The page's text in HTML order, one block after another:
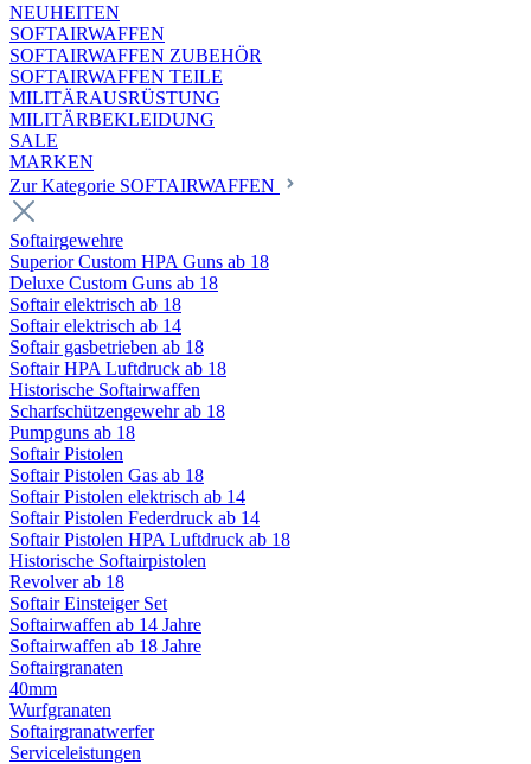
NEUHEITEN
SOFTAIRWAFFEN
SOFTAIRWAFFEN ZUBEHÖR
SOFTAIRWAFFEN TEILE
MILITÄRAUSRÜSTUNG
MILITÄRBEKLEIDUNG
SALE
MARKEN
Zur Kategorie SOFTAIRWAFFEN
Softairgewehre
Superior Custom HPA Guns ab 18
Deluxe Custom Guns ab 18
Softair elektrisch ab 18
Softair elektrisch ab 14
Softair gasbetrieben ab 18
Softair HPA Luftdruck ab 18
Historische Softairwaffen
Scharfschützengewehr ab 18
Pumpguns ab 18
Softair Pistolen
Softair Pistolen Gas ab 18
Softair Pistolen elektrisch ab 14
Softair Pistolen Federdruck ab 14
Softair Pistolen HPA Luftdruck ab 18
Historische Softairpistolen
Revolver ab 18
Softair Einsteiger Set
Softairwaffen ab 14 Jahre
Softairwaffen ab 18 Jahre
Softairgranaten
40mm
Wurfgranaten
Softairgranatwerfer
Serviceleistungen